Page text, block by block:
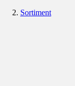
Sortiment